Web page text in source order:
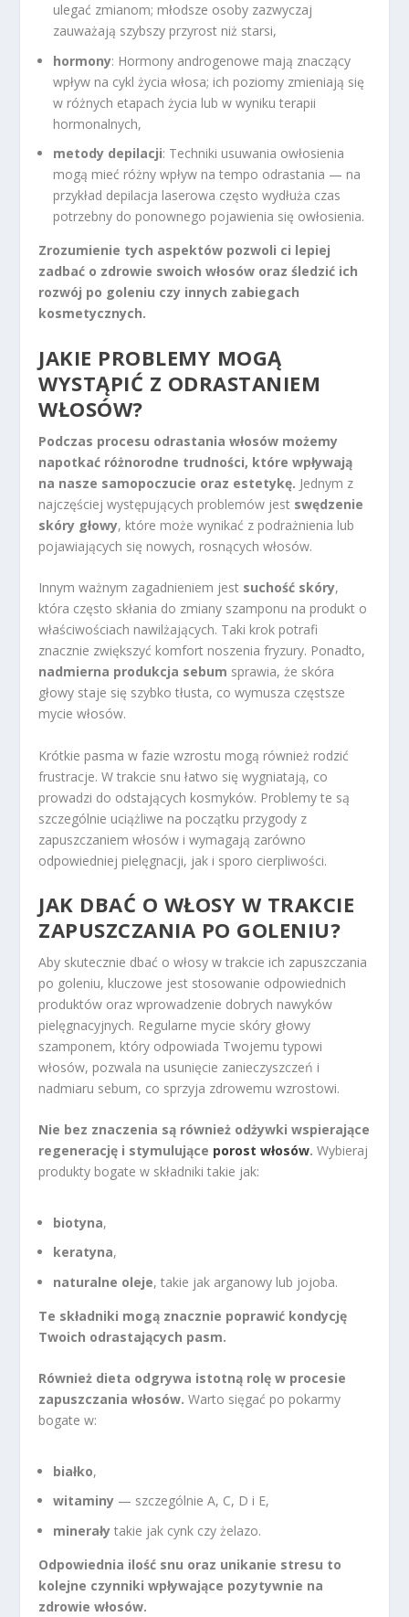
ulegać zmianom; młodsze osoby zazwyczaj
zauważają szybszy przyrost niż starsi,
hormony: Hormony androgenowe mają znaczący
wpływ na cykl życia włosa; ich poziomy zmieniają się
w różnych etapach życia lub w wyniku terapii
hormonalnych,
metody depilacji: Techniki usuwania owłosienia
mogą mieć różny wpływ na tempo odrastania — na
przykład depilacja laserowa często wydłuża czas
potrzebny do ponownego pojawienia się owłosienia.
Zrozumienie tych aspektów pozwoli ci lepiej
zadbać o zdrowie swoich włosów oraz śledzić ich
rozwój po goleniu czy innych zabiegach
kosmetycznych.
JAKIE PROBLEMY MOGĄ
WYSTĄPIĆ Z ODRASTANIEM
WŁOSÓW?
Podczas procesu odrastania włosów możemy
napotkać różnorodne trudności, które wpływają
na nasze samopoczucie oraz estetykę. Jednym z
najczęściej występujących problemów jest swędzenie
skóry głowy, które może wynikać z podrażnienia lub
pojawiających się nowych, rosnących włosów.
Innym ważnym zagadnieniem jest suchość skóry,
która często skłania do zmiany szamponu na produkt o
właściwościach nawilżających. Taki krok potrafi
znacznie zwiększyć komfort noszenia fryzury. Ponadto,
nadmierna produkcja sebum sprawia, że skóra
głowy staje się szybko tłusta, co wymusza częstsze
mycie włosów.
Krótkie pasma w fazie wzrostu mogą również rodzić
frustracje. W trakcie snu łatwo się wygniatają, co
prowadzi do odstających kosmyków. Problemy te są
szczególnie uciążliwe na początku przygody z
zapuszczaniem włosów i wymagają zarówno
odpowiedniej pielęgnacji, jak i sporo cierpliwości.
JAK DBAĆ O WŁOSY W TRAKCIE
ZAPUSZCZANIA PO GOLENIU?
Aby skutecznie dbać o włosy w trakcie ich zapuszczania
po goleniu, kluczowe jest stosowanie odpowiednich
produktów oraz wprowadzenie dobrych nawyków
pielęgnacyjnych. Regularne mycie skóry głowy
szamponem, który odpowiada Twojemu typowi
włosów, pozwala na usunięcie zanieczyszczeń i
nadmiaru sebum, co sprzyja zdrowemu wzrostowi.
Nie bez znaczenia są również odżywki wspierające
regenerację i stymulujące porost włosów. Wybieraj
produkty bogate w składniki takie jak:
biotyna,
keratyna,
naturalne oleje, takie jak arganowy lub jojoba.
Te składniki mogą znacznie poprawić kondycję
Twoich odrastających pasm.
Również dieta odgrywa istotną rolę w procesie
zapuszczania włosów. Warto sięgać po pokarmy
bogate w:
białko,
witaminy — szczególnie A, C, D i E,
minerały takie jak cynk czy żelazo.
Odpowiednia ilość snu oraz unikanie stresu to
kolejne czynniki wpływające pozytywnie na
zdrowie włosów.